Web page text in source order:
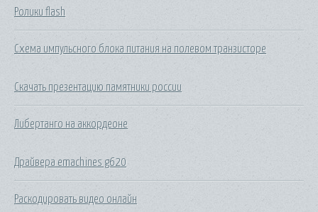
Ролики flash
Схема импульсного блока питания на полевом транзисторе
Скачать презентацию памятники россии
Либертанго на аккордеоне
Драйвера emachines g620
Раскодировать видео онлайн